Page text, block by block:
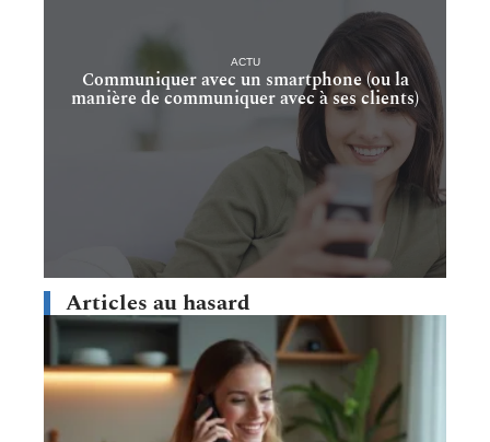
ACTU
Communiquer avec un smartphone (ou la
manière de communiquer avec à ses clients)
Articles au hasard